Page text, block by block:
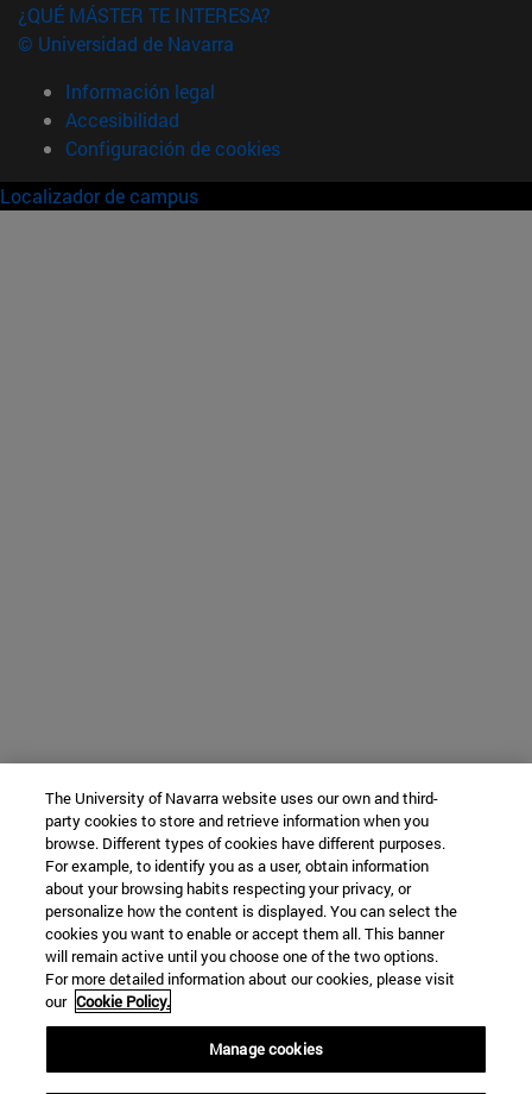
¿QUÉ MÁSTER TE INTERESA?
© Universidad de Navarra
Información legal
Accesibilidad
Configuración de cookies
Localizador de campus
The University of Navarra website uses our own and third-
party cookies to store and retrieve information when you
browse. Different types of cookies have different purposes.
For example, to identify you as a user, obtain information
about your browsing habits respecting your privacy, or
personalize how the content is displayed. You can select the
cookies you want to enable or accept them all. This banner
will remain active until you choose one of the two options.
For more detailed information about our cookies, please visit
our Cookie Policy.
Manage cookies